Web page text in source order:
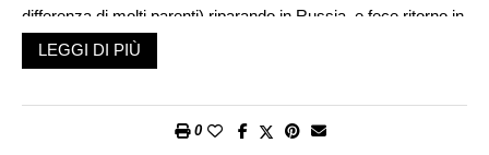
differenza di molti parenti) riparando in Russia, e fece ritorno in
patria dopo la guerra, solo per ritrovarsi nuovamente costretto
a lasciare la Polonia nel 1968, emigrando in Israele. In Medio
Polonia (infatti parla della terra dei popoli del deserto, in
LEGGI DI PIÙ
0